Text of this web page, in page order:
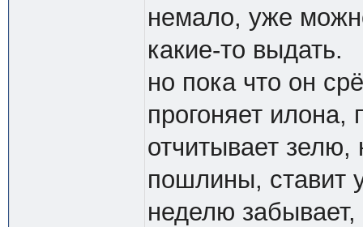
немало, уже
какие-то выдать.
но пока что он
прогоняет илона,
отчитывает зелю,
пошлины, ставит
неделю забывает,